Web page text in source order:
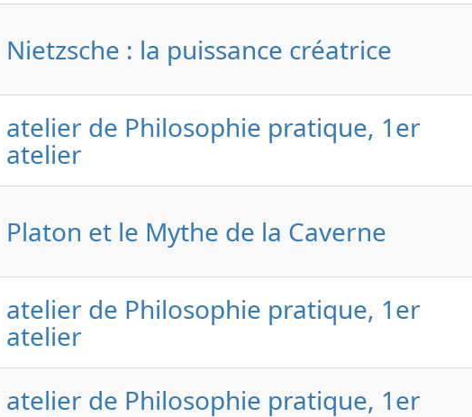
Nietzsche : la puissance créatrice
atelier de Philosophie pratique, 1er
atelier
Platon et le Mythe de la Caverne
atelier de Philosophie pratique, 1er
atelier
atelier de Philosophie pratique, 1er